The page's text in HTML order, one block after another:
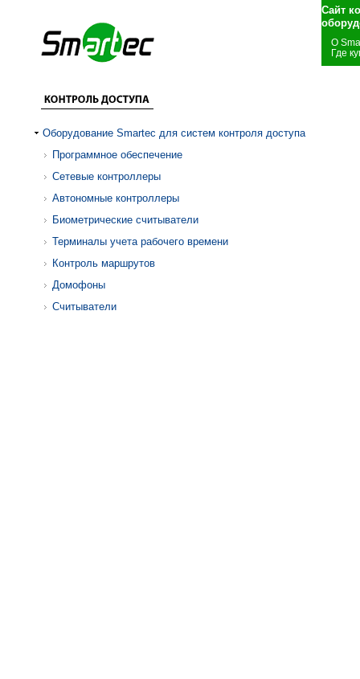
Сайт
О
Где
Оборудование Smartec для систем контроля доступа
Программное обеспечение
Сетевые контроллеры
Автономные контроллеры
Биометрические считыватели
Терминалы учета рабочего времени
Контроль маршрутов
Домофоны
Считыватели